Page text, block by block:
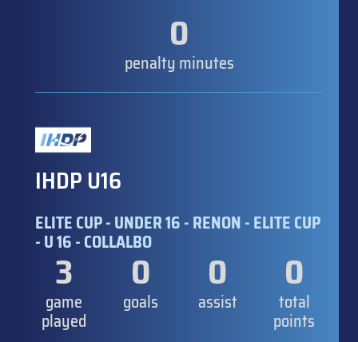
0
penalty minutes
IHDP U16
ELITE CUP - UNDER 16 - RENON - ELITE CUP
- U 16 - COLLALBO
3
game
played
0
goals
0
assist
0
total
points